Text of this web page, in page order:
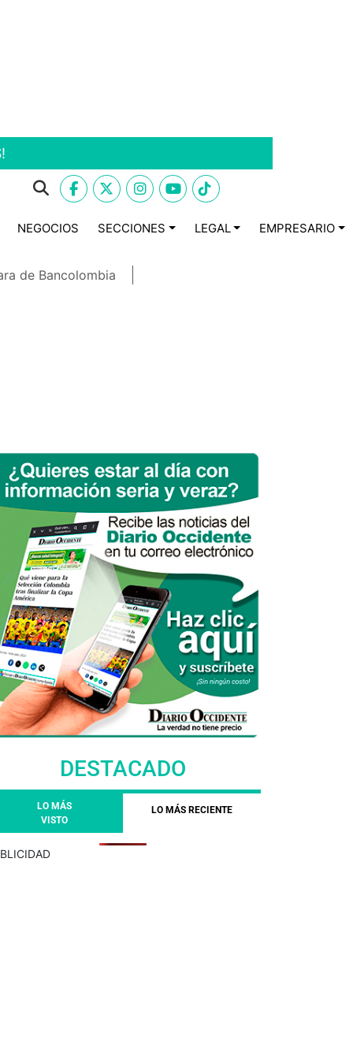
NEGOCIOS SECCIONES LEGAL EMPRESARIO
de Bancolombia
DESTACADO
LO MÁS
VISTO
LO MÁS RECIENTE